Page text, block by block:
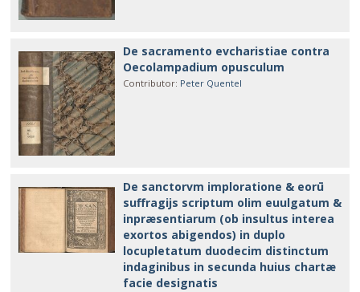
De sacramento evcharistiae contra
Oecolampadium opusculum
Contributor: Peter Quentel
De sanctorvm imploratione & eorū
suffragijs scriptum olim euulgatum &
inpræsentiarum (ob insultus interea
exortos abigendos) in duplo
locupletatum duodecim distinctum
indaginibus in secunda huius chartæ
facie designatis